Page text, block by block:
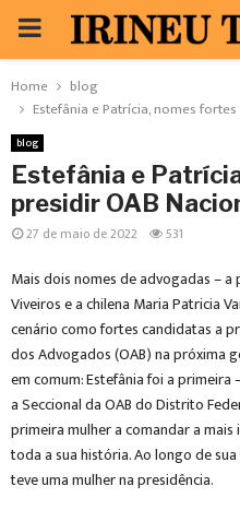
PRIMARY
MENU
Home
blog
Estefânia e Patrícia, nomes
blog
Estefânia e
presidir OAB
27 de maio de 2022 531
Mais dois nomes de advogadas –
Viveiros e a chilena Maria Patricia
cenário como fortes candidatas a
dos Advogados (OAB) na próxima
em comum: Estefânia foi a
a Seccional da OAB do Distrito
primeira mulher a comandar a
toda a sua história. Ao longo de
teve uma mulher na presidência.